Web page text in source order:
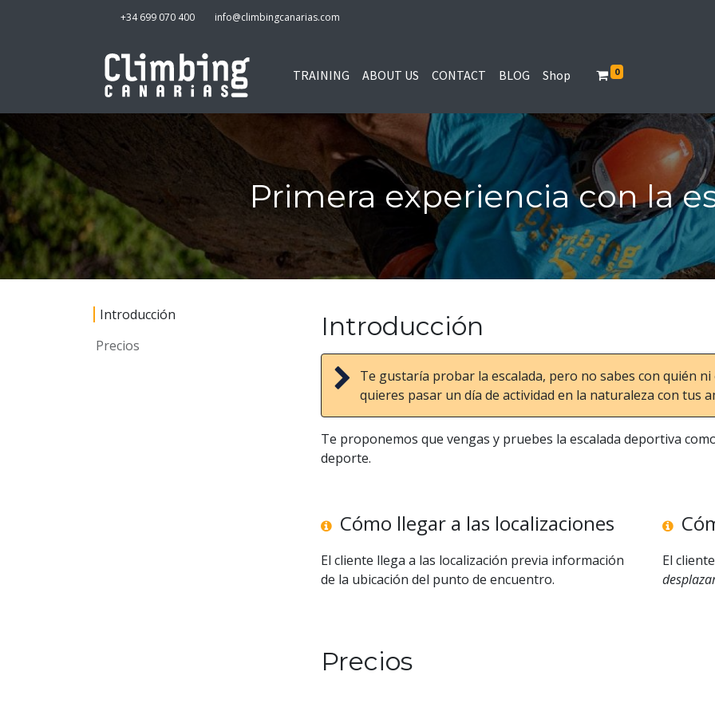
+34 699 070 400 info@climbingcanarias.com
TRAINING ABOUT US CONTACT BLOG Shop 0
Primera experiencia con la
Introducción
Precios
Introducción
Te gustaría probar la escalada, pero no sabes con quién
quieres pasar un día de actividad en la naturaleza con tus
Te proponemos que vengas y pruebes la escalada deportiva
deporte.
Cómo llegar a las localizaciones
El cliente llega a las localización previa información
de la ubicación del punto de encuentro.
El
Precios